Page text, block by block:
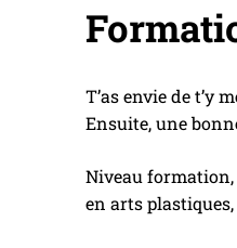
T’as envie de t’y
Ensuite, une
Niveau formation,
en arts